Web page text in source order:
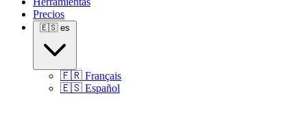
Precios
🇪🇸 es
🇫🇷 Français
🇪🇸 Español